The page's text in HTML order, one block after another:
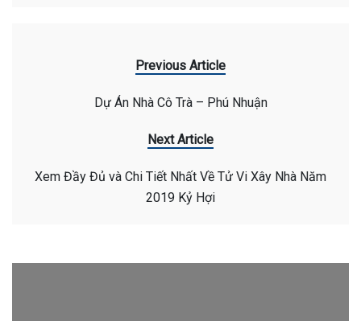
Previous Article
Dự Án Nhà Cô Trà – Phú Nhuận
Next Article
Xem Đầy Đủ và Chi Tiết Nhất Về Tử Vi Xây Nhà Năm
2019 Kỷ Hợi